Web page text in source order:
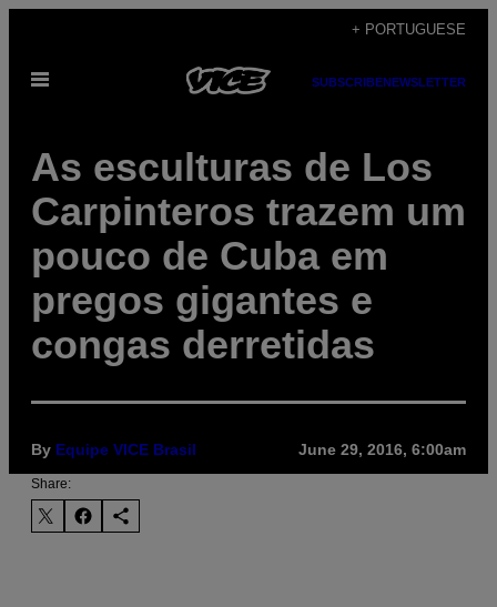
content
+ PORTUGUESE
Open
SUBSCRIBENEWSLETTER
As esculturas de Los
Carpinteros trazem um
pouco de Cuba em
pregos gigantes e
congas derretidas
By Equipe VICE Brasil June 29, 2016, 6:00am
Share: